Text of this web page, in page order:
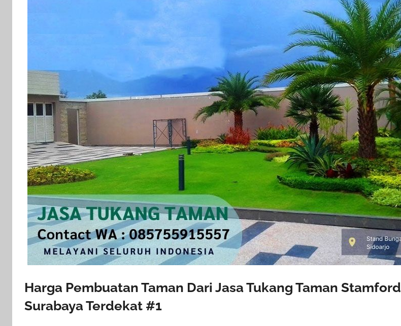
Harga Pembuatan Taman Dari Jasa Tukang Taman Stamford
Surabaya Terdekat #1